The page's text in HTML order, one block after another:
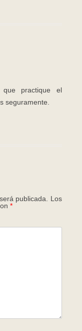
practique el
seguramente.
publicada. Los
*